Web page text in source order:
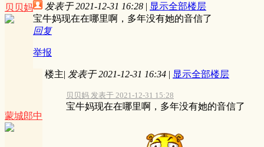
贝贝妈 发表于 2021-12-31 16:28 | 显示全部楼层
宝牛妈现在在哪里啊，多年没有她的音信了
回复
举报
蒙城郎中
楼主| 发表于 2021-12-31 16:34 | 显示全部楼层
贝贝妈 发表于 2021-12-31 15:28
宝牛妈现在在哪里啊，多年没有她的音信了